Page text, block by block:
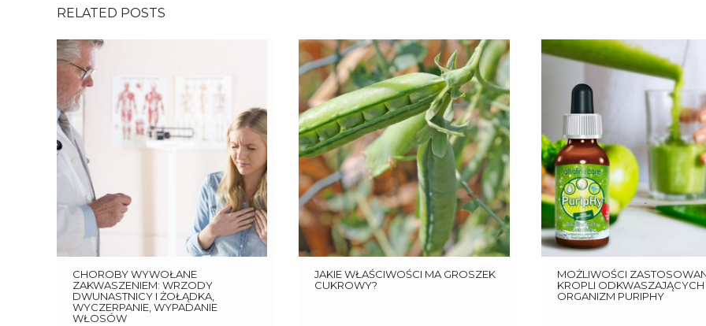
RELATED POSTS
CHOROBY WYWOŁANE
ZAKWASZENIEM: WRZODY
DWUNASTNICY I ŻOŁĄDKA,
WYCZERPANIE, WYPADANIE
WŁOSÓW
JAKIE WŁAŚCIWOŚCI MA GROSZEK
CUKROWY?
MOŻLIWOŚCI
KROPLI ODKWASZAJĄCYCH
ORGANIZM PURIPHY